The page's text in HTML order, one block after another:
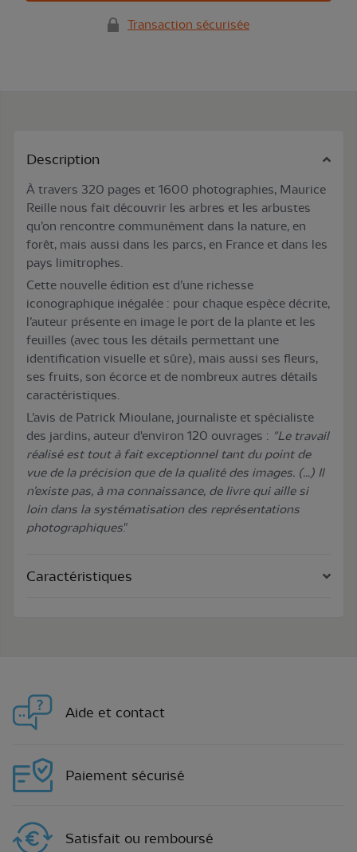
Transaction sécurisée
Description
À travers 320 pages et 1600 photographies, Maurice
Reille nous fait découvrir les arbres et les arbustes
qu’on rencontre communément dans la nature, en
forêt, mais aussi dans les parcs, en France et dans les
pays limitrophes.
Cette nouvelle édition est d’une richesse
iconographique inégalée : pour chaque espèce décrite,
l’auteur présente en image le port de la plante et les
feuilles (avec tous les détails permettant une
identification visuelle et sûre), mais aussi ses fleurs,
ses fruits, son écorce et de nombreux autres détails
caractéristiques.
L’avis de Patrick Mioulane, journaliste et spécialiste
des jardins, auteur d'environ 120 ouvrages : "Le travail
réalisé est tout à fait exceptionnel tant du point de
vue de la précision que de la qualité des images. (...) Il
n’existe pas, à ma connaissance, de livre qui aille si
loin dans la systématisation des représentations
photographiques."
Caractéristiques
Aide et contact
Paiement sécurisé
Satisfait ou remboursé